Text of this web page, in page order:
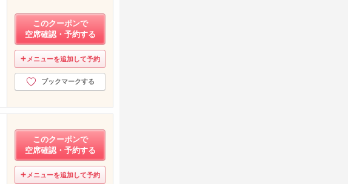
このクーポンで
空席確認・予約する
メニューを追加して予約
ブックマークする
このクーポンで
空席確認・予約する
メニューを追加して予約